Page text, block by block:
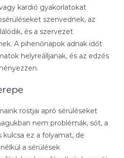
kardió gyakorlatokat
szenvednek, az
és a szervezet
A pihenőnapok adnak időt
helyreálljanak, és az edzés
rostjai apró sérüléseket
nem problémák, sőt, a
kulcsa ez a folyamat, de
a sérülések